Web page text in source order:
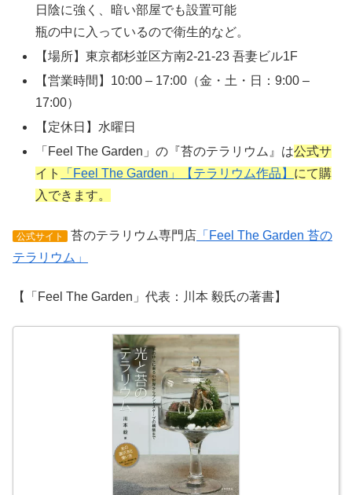
日陰に強く、暗い部屋でも設置可能
瓶の中に入っているので衛生的など。
【場所】東京都杉並区方南2-21-23 吾妻ビル1F
【営業時間】10:00 – 17:00（金・土・日：9:00 –
17:00）
【定休日】水曜日
「Feel The Garden」の『苔のテラリウム』は公式サ
イト
「Feel The Garden」【テラリウム作品】 にて購
入できます。
公式サイト 苔のテラリウム専門店 「Feel The Garden 苔の
テラリウム」
【「Feel The Garden」代表：川本 毅氏の著書】